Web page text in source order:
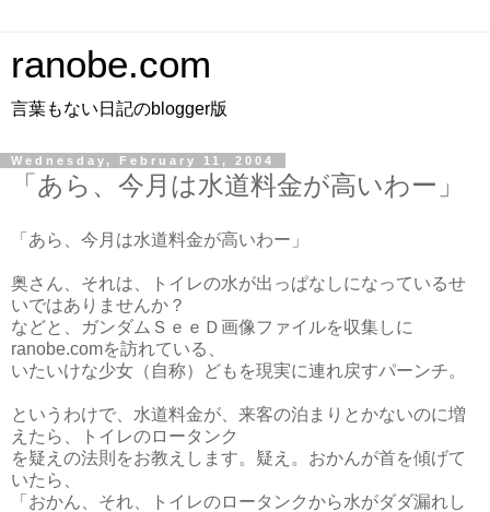
ranobe.com
言葉もない日記のblogger版
Wednesday, February 11, 2004
「あら、今月は水道料金が高いわー」
「あら、今月は水道料金が高いわー」
奥さん、それは、トイレの水が出っぱなしになっているせ
いではありませんか？
などと、ガンダムＳｅｅＤ画像ファイルを収集しに
ranobe.comを訪れている、
いたいけな少女（自称）どもを現実に連れ戻すパーンチ。
というわけで、水道料金が、来客の泊まりとかないのに増
えたら、トイレのロータンク
を疑えの法則をお教えします。疑え。おかんが首を傾げて
いたら、
「おかん、それ、トイレのロータンクから水がダダ漏れし